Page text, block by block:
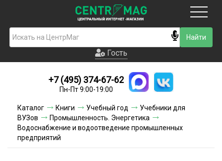
Гость
Новинки
Условия доставки
Условия оплаты
Гость
+7 (495) 374-67-62
Пн-Пт 9:00-19:00
Каталог Книги Учебный год
Учебники для
ВУЗов
Промышленность. Энергетика
Водоснабжение и водоотведение промышленных
предприятий